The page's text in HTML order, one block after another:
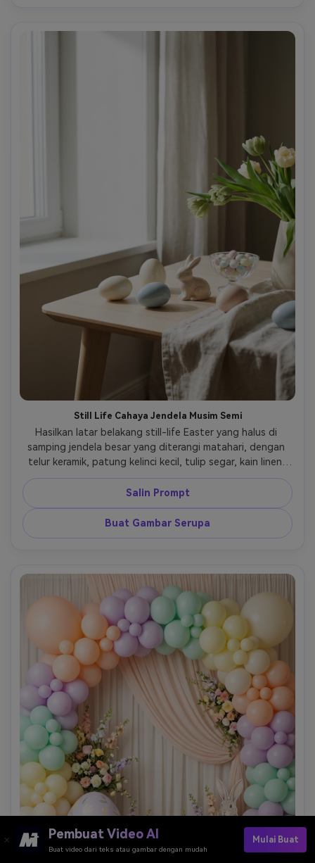
Still Life Cahaya Jendela Musim Semi
Hasilkan latar belakang still-life Easter yang halus di
samping jendela besar yang diterangi matahari, dengan
telur keramik, patung kelinci kecil, tulip segar, kain linen,
dan mangkuk kaca berisi permen pastel yang disusun di
atas meja kayu yang terang. Biarkan bayangan lembut
memanjang di seluruh adegan untuk menciptakan
kedalaman dan kelembutan. Gunakan warna krim yang
ringan, biru bubuk, blush, dan sage, hindari keramaian.
template sosial yang elegan.
Salin Prompt
Buat Gambar Serupa
Pembuat Video AI
Buat video dari teks atau gambar dengan mudah
Mulai Buat